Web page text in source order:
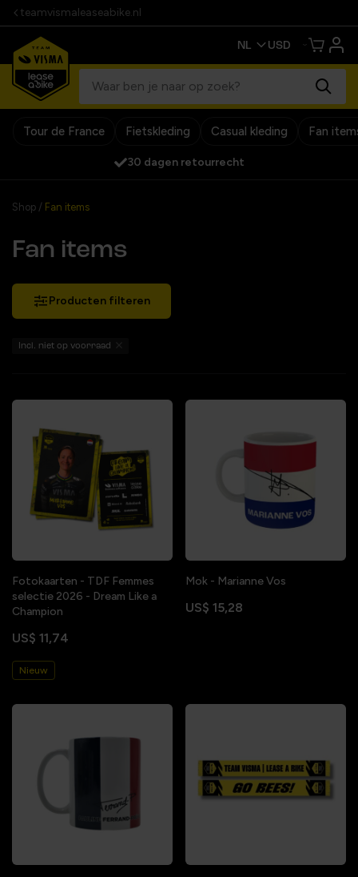
teamvismaleaseabike.nl
Tour de France Fietskleding Casual kleding Fan
Officiële team webshop
Shop / Fan items
Fan items
Producten filteren
Incl. niet op voorraad
Fotokaarten - TDF Femmes
selectie 2026 - Dream Like a
Champion
US$ 11,74
Nieuw
Mok - Marianne Vos
US$ 15,28